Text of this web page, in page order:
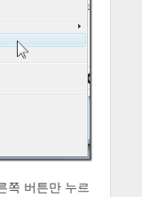
쪽 버튼만 누르